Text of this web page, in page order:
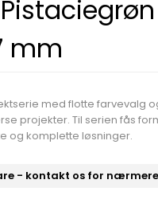
mm
med flotte farvevalg
projekter. Til serien fås
og komplette løsninger.
- kontakt os for